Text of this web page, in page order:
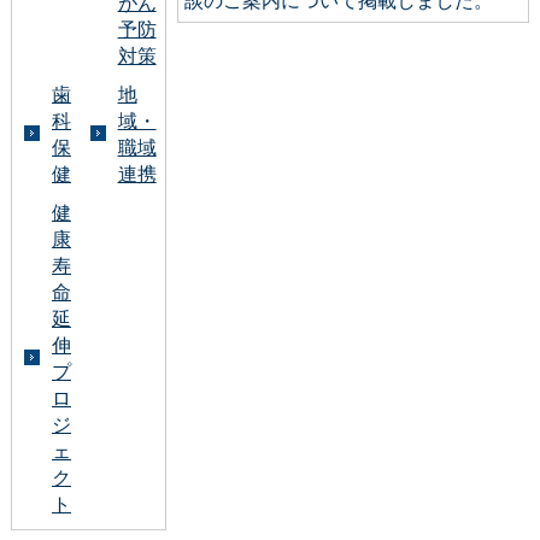
予防
対策
歯
科
保
健
地
域・
職域
連携
健
康
寿
命
延
伸
プ
ロ
ジ
ェ
ク
ト